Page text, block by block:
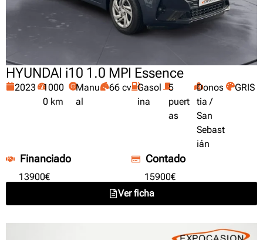
HYUNDAI i10 1.0 MPI Essence
2023
1000
0 km
Manu
al
66 cv
Gasol
ina
5
puert
as
Donos
tia /
San
Sebast
ián
GRIS
Financiado
13900€
Contado
15900€
Ver ficha